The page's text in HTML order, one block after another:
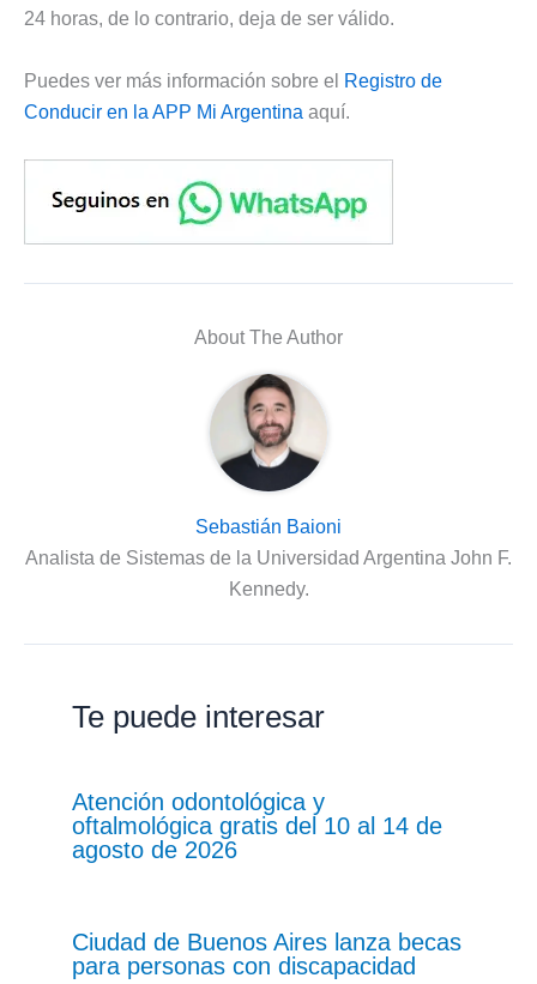
24 horas, de lo contrario, deja de ser válido.
Puedes ver más información sobre el
Registro de
Conducir en la APP Mi Argentina aquí.
About The Author
Sebastián Baioni
Analista de Sistemas de la Universidad Argentina John F.
Kennedy.
Te puede interesar
Atención odontológica y
oftalmológica gratis del 10 al 14 de
agosto de 2026
Ciudad de Buenos Aires lanza becas
para personas con discapacidad